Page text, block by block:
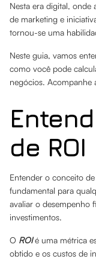
Nesta era digital, onde
de marketing e
tornou-se uma
Neste guia, vamos
como você pode
negócios. Acompanhe
de ROI
Entender o conceito
fundamental para
avaliar o desempenho
investimentos.
O ROIé uma métrica
obtido e os custos de